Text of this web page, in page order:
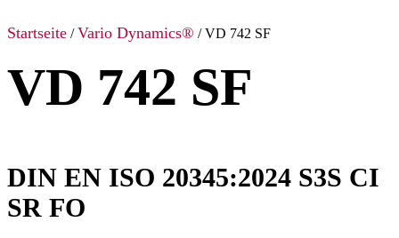
Startseite /Vario Dynamics® / VD 742 SF
VD 742 SF
DIN EN ISO 20345:2024 S3S CI
SR FO